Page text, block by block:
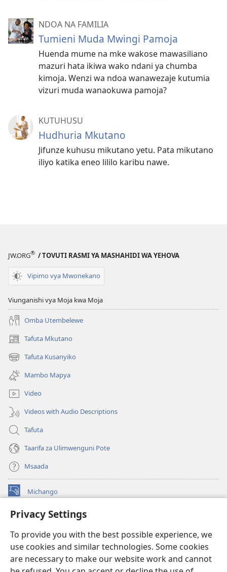
Privacy Settings
To provide you with the best possible experience, we
use cookies and similar technologies. Some cookies
are necessary to make our website work and cannot
NDOA NA FAMILIA
Tumieni Muda Mwingi Pamoja
Huenda mume na mke wakose mawasiliano
mazuri hata ikiwa wako ndani ya chumba
kimoja. Wenzi wa ndoa wanawezaje kutumia
vizuri muda wanaokuwa pamoja?
KUTUHUSU
Hudhuria Mkutano
Jifunze kuhusu mikutano yetu. Pata mikutano
iliyo katika eneo lililo karibu nawe.
JW.ORG® / TOVUTI RASMI YA MASHAHIDI WA YEHOVA
Vipimo vya Mwonekano
Viunganishi vya Moja kwa Moja
Omba Utembelewe
Tafuta Mkutano
(opens
new
window)
Tafuta Kusanyiko
(opens
new
window)
Mambo Mapya
Video
Videos with Audio Descriptions
Tafuta
Taarifa za Ulimwenguni Pote
Msaada
Michango
(opens
window)Watchtower MAKTABA KWENYE MTANDAO™
new
window)JW Hub ®
(opens
new
window)
®